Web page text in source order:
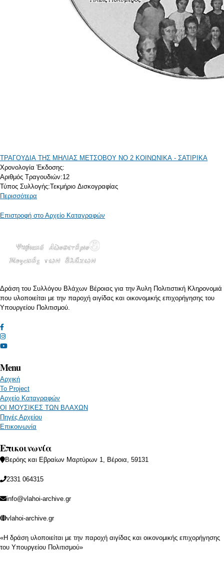
ΤΡΑΓΟΥΔΙΑ ΤΗΣ ΜΗΛΙΑΣ ΜΕΤΣΟΒΟΥ ΝΟ 2 ΚΟΙΝΩΝΙΚΑ - ΣΑΤΙΡΙΚΑ
Χρονολογία Έκδοσης:
Αριθμός Τραγουδιών:12
Τύπος Συλλογής:Τεκμήριο Δισκογραφίας
Περισσότερα
Επιστροφή στο Αρχείο Καταγραφών
Δράση του Συλλόγου Βλάχων Βέροιας για την Άυλη Πολιτιστική Κληρονομιά
που υλοποιείται με την παροχή αιγίδας και οικονομικής επιχορήγησης του
Υπουργείου Πολιτισμού.
Menu
Αρχική
Το Project
Αρχείο Καταγραφών
ΟΙ ΜΟΥΣΙΚΕΣ ΤΩΝ ΒΛΑΧΩΝ
Πηγές Αρχείου
Επικοινωνία
Επικοινωνία
Βερόης και Εβραίων Μαρτύρων 1, Βέροια, 59131
2331 064315
info@vlahoi-archive.gr
vlahoi-archive.gr
«Η δράση υλοποιείται με την παροχή αιγίδας και οικονομικής επιχορήγησης
του Υπουργείου Πολιτισμού»